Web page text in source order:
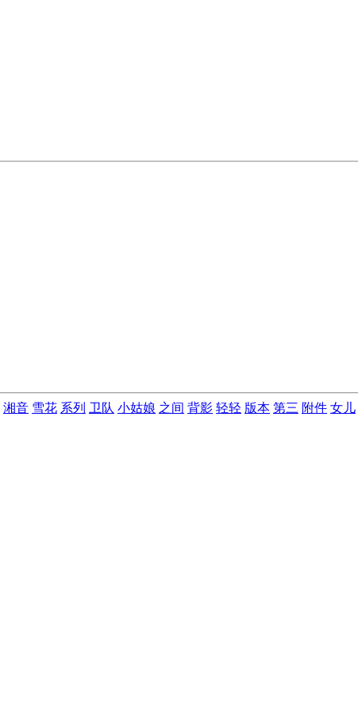
湘音 雪花 系列 卫队 小姑娘 之间 背影 轻轻 版本 第三 附件 女儿